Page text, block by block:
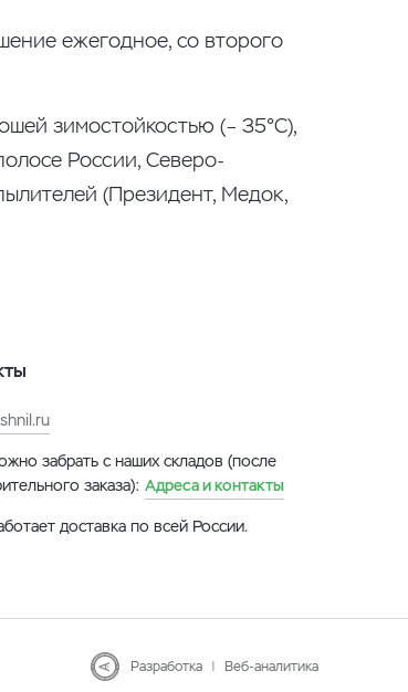
ежегодное, со второго
зимостойкостью (– 35°С),
России, Северо-
(Президент, Медок,
забрать с наших складов (после
заказа): Адреса и контакты
доставка по всей России.
Разработка | Веб-аналитика